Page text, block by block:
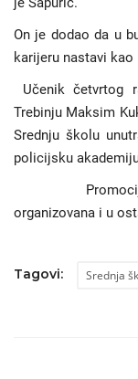
On je dodao da u
karijeru nastavi
Učenik četvrtog
Trebinju Maksim
Srednju školu
policijsku
Promocija
organizovana i u
Tagovi: Srednja